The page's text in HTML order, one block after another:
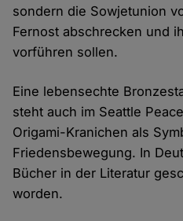
sondern die Sowjetunion
Fernost abschrecken und
vorführen sollen.
Eine lebensechte
steht auch im Seattle
Origami-Kranichen als
Friedensbewegung. In
Bücher in der Literatur
worden.